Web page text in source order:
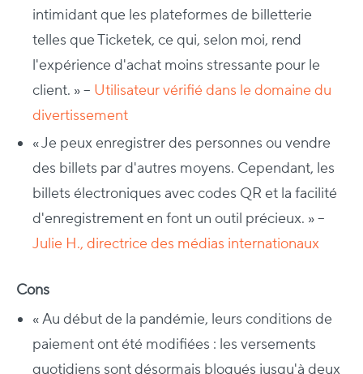
intimidant que les plateformes de billetterie
telles que Ticketek, ce qui, selon moi, rend
l'expérience d'achat moins stressante pour le
client. » – Utilisateur vérifié dans le domaine du
divertissement
« Je peux enregistrer des personnes ou vendre
des billets par d'autres moyens. Cependant, les
billets électroniques avec codes QR et la facilité
d'enregistrement en font un outil précieux. » –
Julie H., directrice des médias internationaux
Cons
« Au début de la pandémie, leurs conditions de
paiement ont été modifiées : les versements
quotidiens sont désormais bloqués jusqu'à deux